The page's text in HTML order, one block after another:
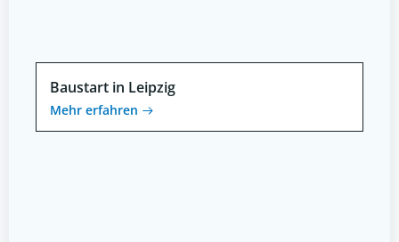
Baustart in Leipzig
Mehr erfahren